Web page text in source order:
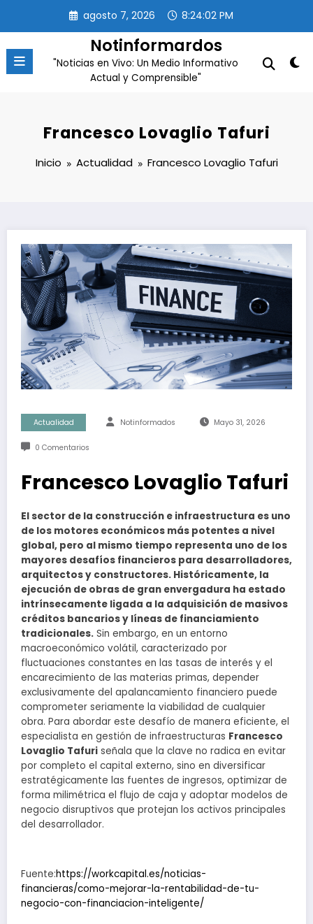
contenido
agosto 7, 2026 8:24:03 PM
Notinformardos
"Noticias en Vivo: Un Medio Informativo
Actual y Comprensible"
Francesco Lovaglio Tafuri
Inicio Actualidad Francesco Lovaglio Tafuri
Actualidad Notinformados Mayo 31, 2026
0 Comentarios
Francesco Lovaglio Tafuri
El sector de la construcción e infraestructura es uno
de los motores económicos más potentes a nivel
global, pero al mismo tiempo representa uno de los
mayores desafíos financieros para desarrolladores,
arquitectos y constructores. Históricamente, la
ejecución de obras de gran envergadura ha estado
intrínsecamente ligada a la adquisición de masivos
créditos bancarios y líneas de financiamiento
tradicionales. Sin embargo, en un entorno
macroeconómico volátil, caracterizado por
fluctuaciones constantes en las tasas de interés y el
encarecimiento de las materias primas, depender
exclusivamente del apalancamiento financiero puede
comprometer seriamente la viabilidad de cualquier
obra. Para abordar este desafío de manera eficiente, el
especialista en gestión de infraestructuras Francesco
Lovaglio Tafuri señala que la clave no radica en evitar
por completo el capital externo, sino en diversificar
estratégicamente las fuentes de ingresos, optimizar de
forma milimétrica el flujo de caja y adoptar modelos de
negocio disruptivos que protejan los activos principales
del desarrollador.
Fuente:https://workcapital.es/noticias-
financieras/como-mejorar-la-rentabilidad-de-tu-
negocio-con-financiacion-inteligente/